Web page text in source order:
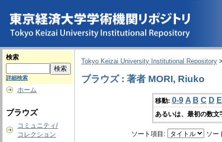
検索
詳細検索
ホーム
ブラウズ
コミュニティ/
コレクション
Tokyo Keizai University Institutional Repository
ブラウズ : 著者 MORI, Riuko
移動: 0-9 A B C D E
あるいは、最初の数
ソート項目: ソー